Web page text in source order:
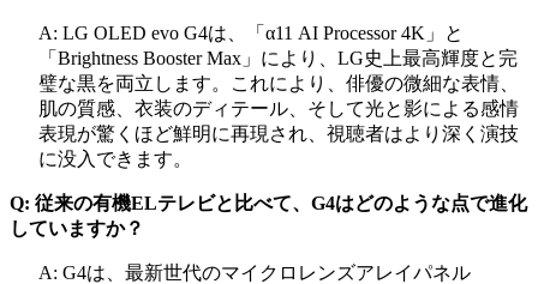
A: LG OLED evo G4は、「α11 AI Processor 4K」と
「Brightness Booster Max」により、LG史上最高輝度と完
璧な黒を両立します。これにより、俳優の微細な表情、
肌の質感、衣装のディテール、そして光と影による感情
表現が驚くほど鮮明に再現され、視聴者はより深く演技
に没入できます。
Q: 従来の有機ELテレビと比べて、G4はどのような点で進化
していますか？
A: G4は、最新世代のマイクロレンズアレイパネル